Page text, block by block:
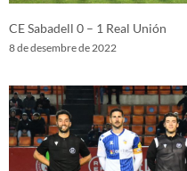
CE Sabadell 0 – 1 Real Unión
8 de desembre de 2022